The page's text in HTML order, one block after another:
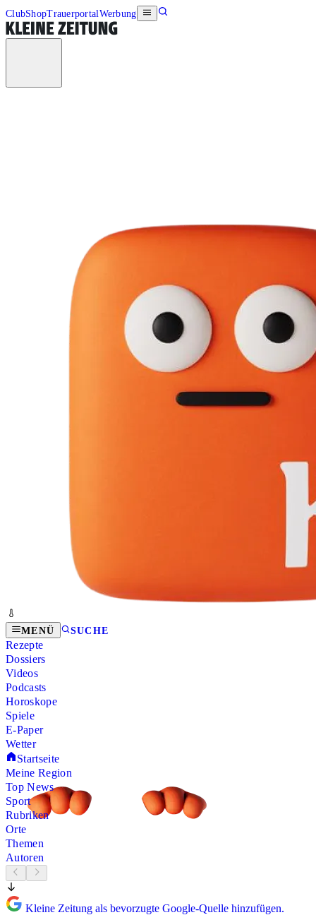
ClubShopTrauerportalWerbung
MENÜ SUCHE
Rezepte
Dossiers
Videos
Podcasts
Horoskope
Spiele
E-Paper
Wetter
Startseite
Meine Region
Top News
Sport
Rubriken
Orte
Themen
Autoren
Kleine Zeitung als bevorzugte Google-Quelle hinzufügen.